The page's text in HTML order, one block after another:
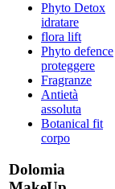
Phyto Detox
idratare
flora lift
Phyto defence
proteggere
Fragranze
Antietà
assoluta
Botanical fit
corpo
Dolomia